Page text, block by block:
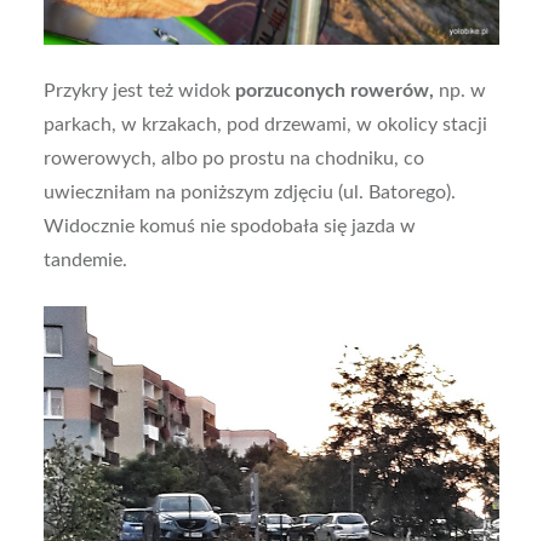
Przykry jest też widok porzuconych rowerów, np. w
parkach, w krzakach, pod drzewami, w okolicy stacji
rowerowych, albo po prostu na chodniku, co
uwieczniłam na poniższym zdjęciu (ul. Batorego).
Widocznie komuś nie spodobała się jazda w
tandemie.